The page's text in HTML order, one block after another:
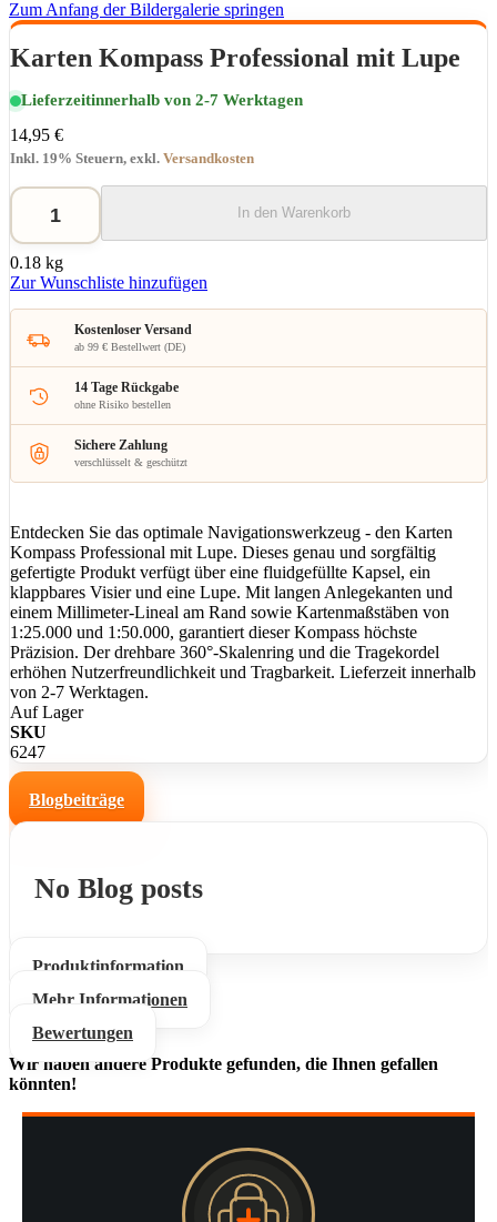
Zum Anfang der Bildergalerie springen
Karten Kompass Professional mit Lupe
Lieferzeitinnerhalb von 2-7 Werktagen
14,95 €
Inkl. 19% Steuern, exkl. Versandkosten
In den Warenkorb
0.18 kg
Zur Wunschliste hinzufügen
Kostenloser Versand
ab 99 € Bestellwert (DE)
14 Tage Rückgabe
ohne Risiko bestellen
Sichere Zahlung
verschlüsselt & geschützt
Entdecken Sie das optimale Navigationswerkzeug - den Karten
Kompass Professional mit Lupe. Dieses genau und sorgfältig
gefertigte Produkt verfügt über eine fluidgefüllte Kapsel, ein
klappbares Visier und eine Lupe. Mit langen Anlegekanten und
einem Millimeter-Lineal am Rand sowie Kartenmaßstäben von
1:25.000 und 1:50.000, garantiert dieser Kompass höchste
Präzision. Der drehbare 360°-Skalenring und die Tragekordel
erhöhen Nutzerfreundlichkeit und Tragbarkeit. Lieferzeit innerhalb
von 2-7 Werktagen.
Auf Lager
SKU
6247
Blogbeiträge
No Blog posts
Produktinformation
Mehr Informationen
Bewertungen
Wir haben andere Produkte gefunden, die Ihnen gefallen
könnten!